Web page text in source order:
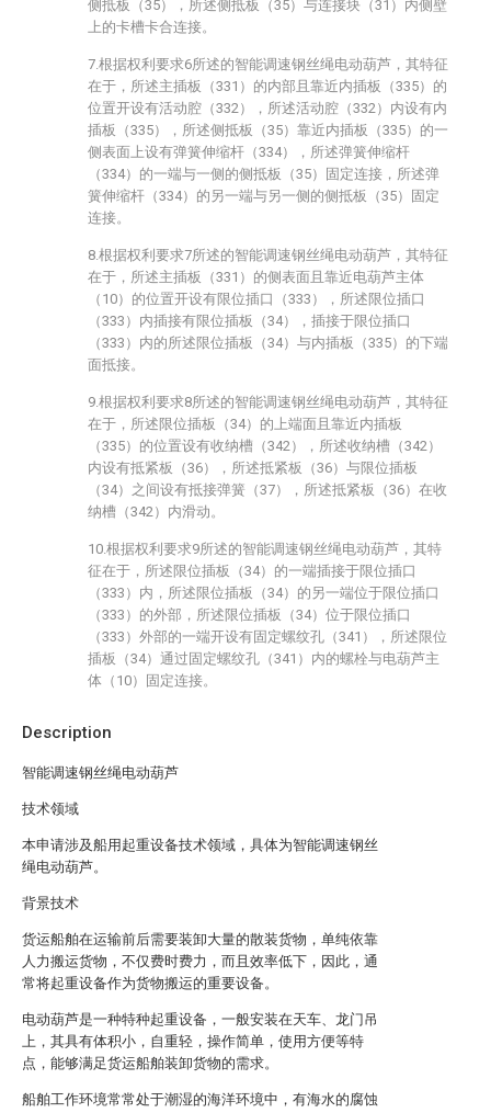
Description
智能调速钢丝绳电动葫芦
技术领域
本申请涉及船用起重设备技术领域，具体为智能调速钢丝
绳电动葫芦。
背景技术
货运船舶在运输前后需要装卸大量的散装货物，单纯依靠
人力搬运货物，不仅费时费力，而且效率低下，因此，通
常将起重设备作为货物搬运的重要设备。
电动葫芦是一种特种起重设备，一般安装在天车、龙门吊
上，其具有体积小，自重轻，操作简单，使用方便等特
点，能够满足货运船舶装卸货物的需求。
船舶工作环境常常处于潮湿的海洋环境中，有海水的腐蚀
侧抵板（35），所述侧抵板（35）与连接块（31）内侧壁
上的卡槽卡合连接。
7.根据权利要求6所述的智能调速钢丝绳电动葫芦，其特征
在于，所述主插板（331）的内部且靠近内插板（335）的
位置开设有活动腔（332），所述活动腔（332）内设有内
插板（335），所述侧抵板（35）靠近内插板（335）的一
侧表面上设有弹簧伸缩杆（334），所述弹簧伸缩杆
（334）的一端与一侧的侧抵板（35）固定连接，所述弹
簧伸缩杆（334）的另一端与另一侧的侧抵板（35）固定
连接。
8.根据权利要求7所述的智能调速钢丝绳电动葫芦，其特征
在于，所述主插板（331）的侧表面且靠近电葫芦主体
（10）的位置开设有限位插口（333），所述限位插口
（333）内插接有限位插板（34），插接于限位插口
（333）内的所述限位插板（34）与内插板（335）的下端
面抵接。
9.根据权利要求8所述的智能调速钢丝绳电动葫芦，其特征
在于，所述限位插板（34）的上端面且靠近内插板
（335）的位置设有收纳槽（342），所述收纳槽（342）
内设有抵紧板（36），所述抵紧板（36）与限位插板
（34）之间设有抵接弹簧（37），所述抵紧板（36）在收
纳槽（342）内滑动。
10.根据权利要求9所述的智能调速钢丝绳电动葫芦，其特
征在于，所述限位插板（34）的一端插接于限位插口
（333）内，所述限位插板（34）的另一端位于限位插口
（333）的外部，所述限位插板（34）位于限位插口
（333）外部的一端开设有固定螺纹孔（341），所述限位
插板（34）通过固定螺纹孔（341）内的螺栓与电葫芦主
体（10）固定连接。